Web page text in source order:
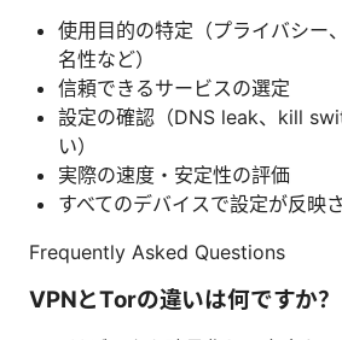
使用目的の特定（プライバシー
名性など）
信頼できるサービスの選定
設定の確認（DNS leak、kill
い）
実際の速度・安定性の評価
すべてのデバイスで設定が反映
Frequently Asked Questions
VPNとTorの違いは何ですか？